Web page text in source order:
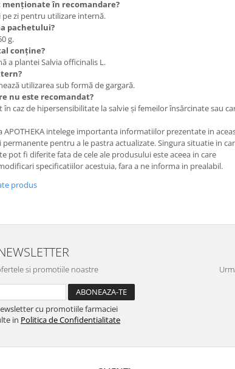
menționate în recomandare?
pe zi pentru utilizare internă.
pachetului?
g.
conține?
a plantei Salvia officinalis L.
utilizarea sub formă de gargară.
nu este recomandat?
în caz de hipersensibilitate la salvie și femeilor însărcinate sau
APOTHEKA intelege importanta informatiilor prezentate in
permanente pentru a le pastra actualizate. Singura situatie in
pot fi diferite fata de cele ale produsului este aceea in care
specificatiilor acestuia, fara a ne informa in prealabil.
produs
si promotiile noastre
cu promotiile farmaciei
in Politica de Confidentialitate